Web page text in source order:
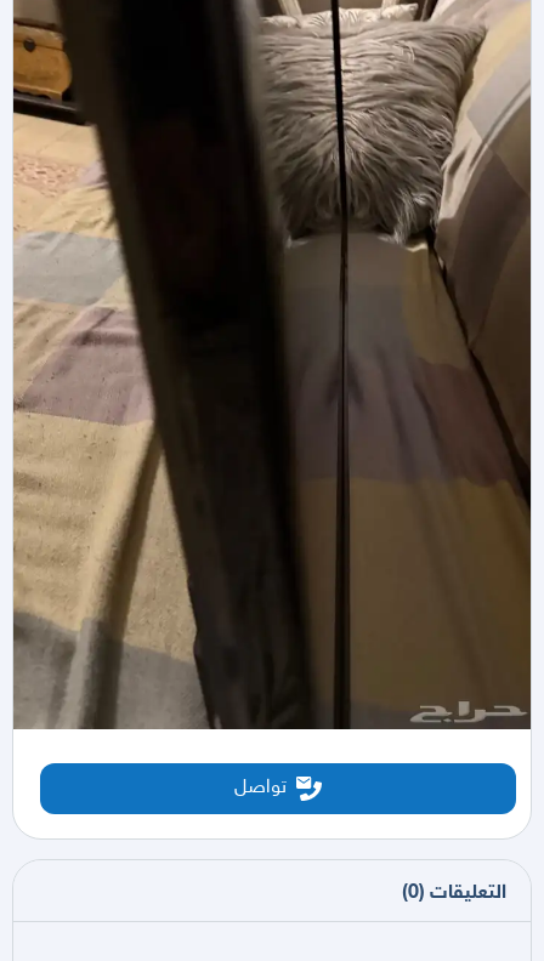
تواصل
التعليقات (
0
)